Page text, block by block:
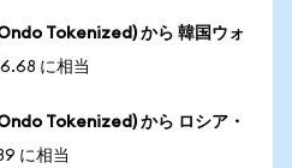
Tokenized) から 韓国ウォ
に相当
Tokenized) から ロシア・
に相当